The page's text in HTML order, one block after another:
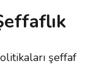
şeffaf